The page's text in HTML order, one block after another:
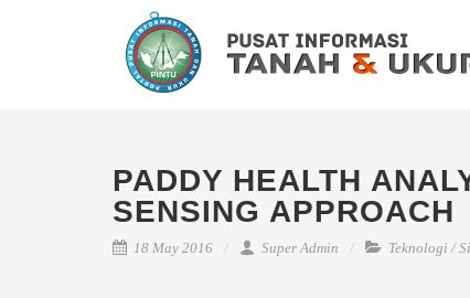
PADDY HEALTH
SENSING APPROACH
18 May 2016 Super Admin Teknologi /